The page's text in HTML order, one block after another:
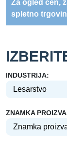
Za ogled cen,
spletno
INDUSTRIJA:
ZNAMKA